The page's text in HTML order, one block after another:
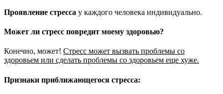
Проявление стресса у каждого человека индивидуально.
Может ли стресс повредит моему здоровью?
Конечно, может! Стресс может вызвать проблемы со
здоровьем или сделать проблемы со здоровьем еще хуже.
Признаки приближающегося стресса: